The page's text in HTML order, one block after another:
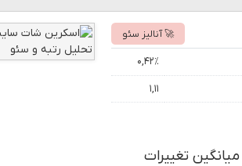
🚀 آنالیز سئو
۰,۴۲٪
۱,۱۱
میانگین تغییرات